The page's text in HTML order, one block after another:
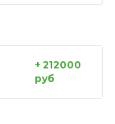
+ 212000
руб